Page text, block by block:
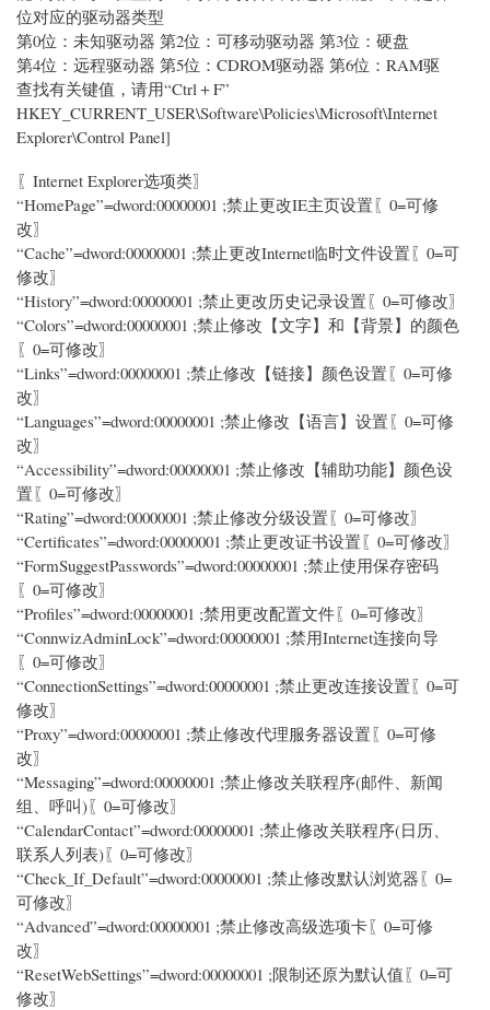
位对应的驱动器类型
第0位：未知驱动器 第2位：可移动驱动器 第3位：硬盘
第4位：远程驱动器 第5位：CDROM驱动器 第6位：RAM驱
查找有关键值，请用“Ctrl＋F”
HKEY_CURRENT_USER\Software\Policies\Microsoft\Internet
Explorer\Control Panel]
〖Internet Explorer选项类〗
“HomePage”=dword:00000001 ;禁止更改IE主页设置〖0=可修
改〗
“Cache”=dword:00000001 ;禁止更改Internet临时文件设置〖0=可
修改〗
“History”=dword:00000001 ;禁止更改历史记录设置〖0=可修改〗
“Colors”=dword:00000001 ;禁止修改【文字】和【背景】的颜色
〖0=可修改〗
“Links”=dword:00000001 ;禁止修改【链接】颜色设置〖0=可修
改〗
“Languages”=dword:00000001 ;禁止修改【语言】设置〖0=可修
改〗
“Accessibility”=dword:00000001 ;禁止修改【辅助功能】颜色设
置〖0=可修改〗
“Rating”=dword:00000001 ;禁止修改分级设置〖0=可修改〗
“Certificates”=dword:00000001 ;禁止更改证书设置〖0=可修改〗
“FormSuggestPasswords”=dword:00000001 ;禁止使用保存密码
〖0=可修改〗
“Profiles”=dword:00000001 ;禁用更改配置文件〖0=可修改〗
“ConnwizAdminLock”=dword:00000001 ;禁用Internet连接向导
〖0=可修改〗
“ConnectionSettings”=dword:00000001 ;禁止更改连接设置〖0=可
修改〗
“Proxy”=dword:00000001 ;禁止修改代理服务器设置〖0=可修
改〗
“Messaging”=dword:00000001 ;禁止修改关联程序(邮件、新闻
组、呼叫)〖0=可修改〗
“CalendarContact”=dword:00000001 ;禁止修改关联程序(日历、
联系人列表)〖0=可修改〗
“Check_If_Default”=dword:00000001 ;禁止修改默认浏览器〖0=
可修改〗
“Advanced”=dword:00000001 ;禁止修改高级选项卡〖0=可修
改〗
“ResetWebSettings”=dword:00000001 ;限制还原为默认值〖0=可
修改〗